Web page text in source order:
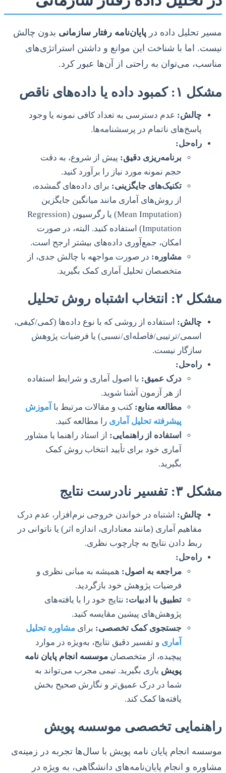
مسیر تحلیل داده در پایان‌نامه رفتار سازمانی بدون چالش
نیست. اما با شناخت این موانع و داشتن استراتژی‌های
مناسب، می‌توان به راحتی از آن‌ها عبور کرد.
مشکل ۱: کمبود داده یا داده‌های ناقص
چالش: عدم دسترسی به تعداد کافی نمونه یا وجود
پاسخ‌های ناتمام در پرسشنامه‌ها.
راه‌حل:
برنامه‌ریزی دقیق: پیش از شروع، به دقت
حجم نمونه مورد نیاز را برآورد کنید.
تکنیک‌های جایگزینی: برای داده‌های گمشده،
از روش‌های آماری مانند میانگین جایگزین
(Mean Imputation) یا رگرسیون (Regression
Imputation) استفاده کنید. البته، در صورت
امکان، جمع‌آوری داده‌های بیشتر ارجح است.
مشاوره: در صورت مواجهه با چالش جدی، از
متخصصان تحلیل آماری کمک بگیرید.
مشکل ۲: انتخاب اشتباه روش تحلیل
چالش: استفاده از روشی که با نوع داده‌ها (کمی/کیفی،
اسمی/ترتیبی/فاصله‌ای/نسبی) یا فرضیات پژوهش
سازگار نیست.
راه‌حل:
درک عمیق: با اصول آماری و شرایط استفاده
از هر آزمون آشنا شوید.
مطالعه منابع: کتب و مقالات مرتبط با آموزش
پیشرفته تحلیل آماری را مطالعه کنید.
استفاده از راهنمایی: از استاد راهنما یا مشاور
آماری خود برای تأیید انتخاب روش کمک
بگیرید.
مشکل ۳: تفسیر نادرست نتایج
چالش: اشتباه در خواندن خروجی نرم‌افزار، عدم درک
مفاهیم آماری (مانند معناداری، اندازه اثر) یا ناتوانی در
ربط دادن نتایج به چارچوب نظری.
راه‌حل:
مراجعه به اصول: همیشه به مبانی نظری و
فرضیات پژوهش خود بازگردید.
تطبیق با ادبیات: نتایج خود را با یافته‌های
پژوهش‌های پیشین مقایسه کنید.
جستجوی کمک تخصصی: برای مشاوره تحلیل
آماری و تفسیر دقیق نتایج، به‌ویژه در موارد
پیچیده، از متخصصان موسسه انجام پایان نامه
پویش یاری بگیرید. تیمی مجرب می‌تواند به
شما در درک عمیق‌تر و نگارش صحیح بخش
یافته‌ها کمک کند.
راهنمایی تخصصی موسسه پویش
موسسه انجام پایان نامه پویش با سال‌ها تجربه در زمینه‌ی
مشاوره و انجام پایان‌نامه‌های دانشگاهی، به ویژه در